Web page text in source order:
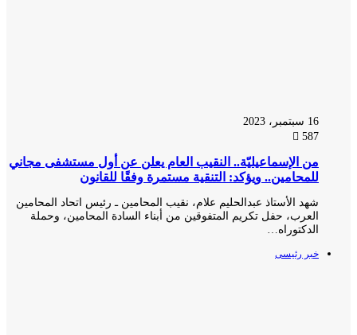
من الإسماعيليّة.. النقيب العام يعلن عن أول مستشفى مجاني
للمحامين.. ويؤكد: التنقية مستمرة وفقًا للقانون
شهد الأستاذ عبدالحليم علام، نقيب المحامين ـ رئيس اتحاد المحامين
العرب، حفل تكريم المتفوقين من أبناء السادة المحامين، وحملة
الدكتوراه…
خبر رئيسى